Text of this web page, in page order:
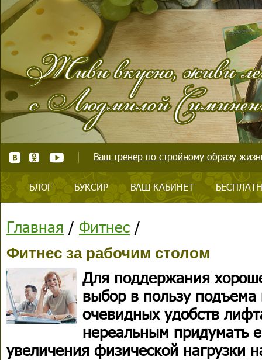
Ваш тренер по стройному образу
БЛОГ БУКСИР ВАШ КАБИНЕТ
Главная / Фитнес /
Фитнес за рабочим столом
Для поддержания
выбор в пользу подъема
очевидных удобств
нереальным придумать
увеличения физической нагрузки